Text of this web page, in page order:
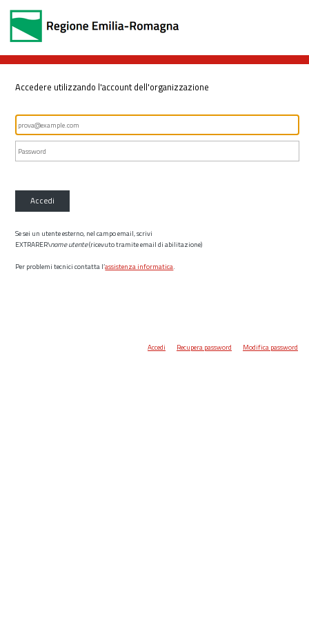
Accedere utilizzando l'account dell'organizzazione
Accedi
Se sei un utente esterno, nel campo email, scrivi
EXTRARER\nome utente(ricevuto tramite email di abilitazione)
Per problemi tecnici contatta l’assistenza informatica.
Accedi Recupera password Modifica password